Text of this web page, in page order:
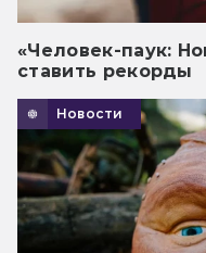
«Человек-паук:
ставить рекорды
Новости